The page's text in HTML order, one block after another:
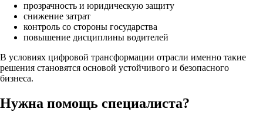
прозрачность и юридическую защиту
снижение затрат
контроль со стороны государства
повышение дисциплины водителей
В условиях цифровой трансформации отрасли именно такие
решения становятся основой устойчивого и безопасного
бизнеса.
Нужна помощь специалиста?